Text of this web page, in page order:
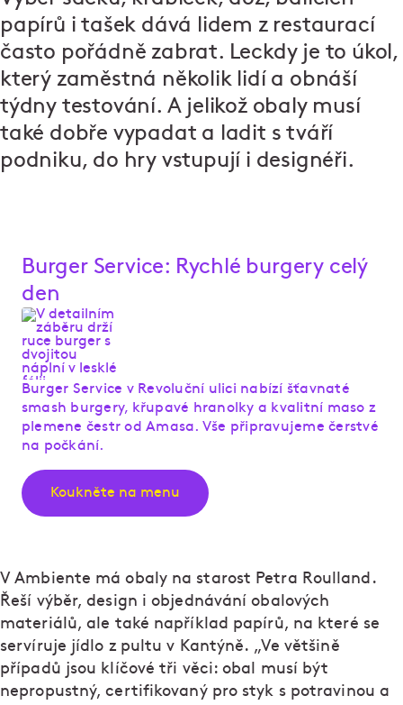
papírů i tašek dává lidem z restaurací
často pořádně zabrat. Leckdy je to úkol,
který zaměstná několik lidí a obnáší
týdny testování. A jelikož obaly musí
také dobře vypadat a ladit s tváří
podniku, do hry vstupují i designéři.
Burger Service: Rychlé burgery celý
den
Burger Service v Revoluční ulici nabízí šťavnaté
smash burgery, křupavé hranolky a kvalitní maso z
plemene čestr od Amasa. Vše připravujeme čerstvé
na počkání.
Koukněte na menu
V Ambiente má obaly na starost Petra Roulland.
Řeší výběr, design i objednávání obalových
materiálů, ale také například papírů, na které se
servíruje jídlo z pultu v Kantýně. „Ve většině
případů jsou klíčové tři věci: obal musí být
nepropustný, certifikovaný pro styk s potravinou a